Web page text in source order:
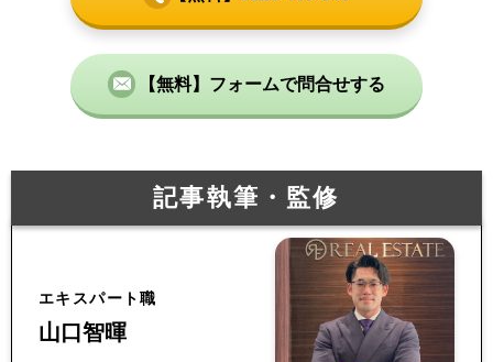
【無料】フォームで問合せする
記事執筆・監修
エキスパート職
山口智暉